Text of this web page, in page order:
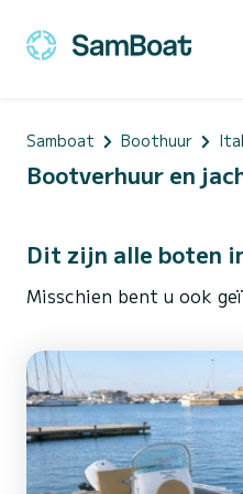
Samboat Boothuur
Bootverhuur en
Dit zijn alle boten
Misschien bent u ook